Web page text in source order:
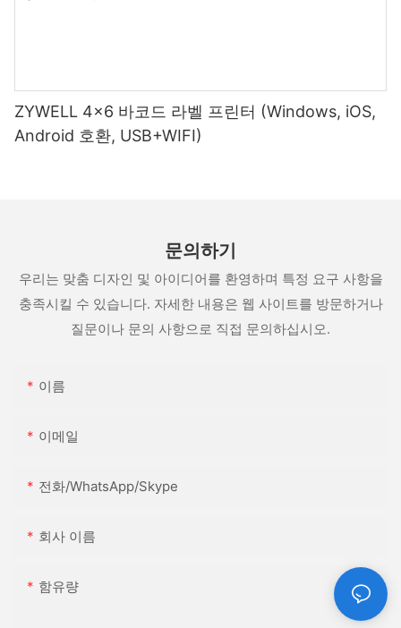
ZYWELL 4x6 바코드 라벨 프린터 (Windows, iOS,
Android 호환, USB+WIFI)
문의하기
우리는 맞춤 디자인 및 아이디어를 환영하며 특정 요구 사항을
충족시킬 수 있습니다. 자세한 내용은 웹 사이트를 방문하거나
질문이나 문의 사항으로 직접 문의하십시오.
이름
이메일
전화/WhatsApp/Skype
회사 이름
함유량